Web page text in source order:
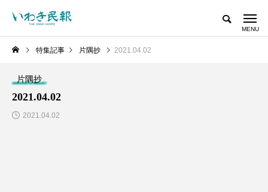
特集記事 片隅抄 2021.04.02
片隅抄
2021.04.02
2021.04.02